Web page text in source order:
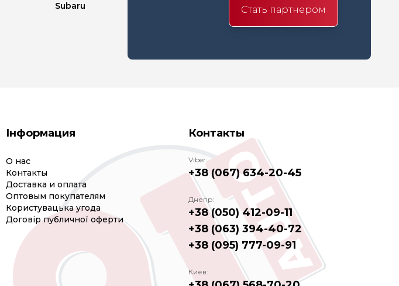
Subaru Стать партнером
Інформация
О нас
Контакты
Доставка и оплата
Оптовым покупателям
Користувацька угода
Договір публичної оферти
Контакты
Viber:
+38 (067) 634-20-45
Днепр:
+38 (050) 412-09-11
+38 (063) 394-40-72
+38 (095) 777-09-91
Киев: